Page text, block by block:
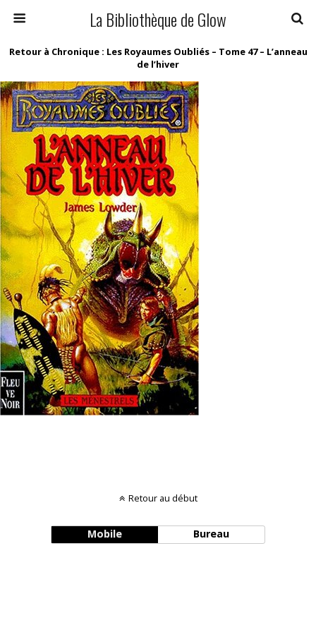
La Bibliothèque de Glow
Retour à Chronique : Les Royaumes Oubliés – Tome 47 – L’anneau
de l’hiver
Retour au début
Mobile Bureau